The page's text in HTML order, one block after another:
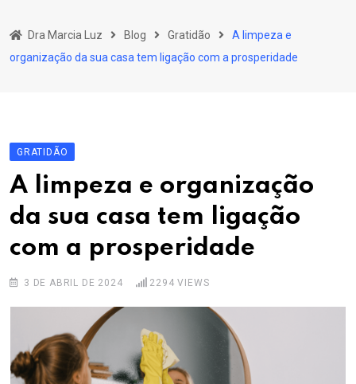
to
content
Dra Marcia Luz Blog Gratidão
A limpeza e
organização da sua casa tem ligação com a prosperidade
GRATIDÃO
A limpeza e organização
da sua casa tem ligação
com a prosperidade
3 DE ABRIL DE 2024 2294 VIEWS